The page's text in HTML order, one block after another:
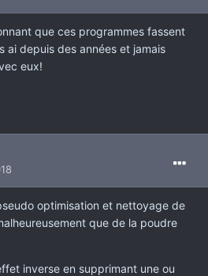
que ces programmes fassent
ai depuis des années et jamais
eux!
optimisation et nettoyage de
que de la poudre
inverse en supprimant une ou